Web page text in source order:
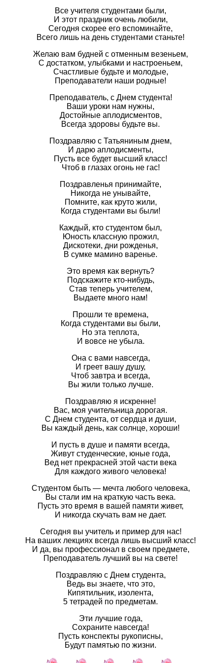
Все учителя студентами были,
И этот праздник очень любили,
Сегодня скорее его вспоминайте,
Всего лишь на день студентами станьте!
Желаю вам будней с отменным везеньем,
С достатком, улыбками и настроеньем,
Счастливые будьте и молодые,
Преподаватели наши родные!
Преподаватель, с Днем студента!
Ваши уроки нам нужны,
Достойные аплодисментов,
Всегда здоровы будьте вы.
Поздравляю с Татьяниным днем,
И дарю аплодисменты,
Пусть все будет высший класс!
Чтоб в глазах огонь не гас!
Поздравленья принимайте,
Никогда не унывайте,
Помните, как круто жили,
Когда студентами вы были!
Каждый, кто студентом был,
Юность классную прожил,
Дискотеки, дни рожденья,
В сумке мамино варенье.
Это время как вернуть?
Подскажите кто-нибудь,
Став теперь учителем,
Выдаете много нам!
Прошли те времена,
Когда студентами вы были,
Но эта теплота,
И вовсе не убыла.
Она с вами навсегда,
И греет вашу душу,
Чтоб завтра и всегда,
Вы жили только лучше.
Поздравляю я искренне!
Вас, моя учительница дорогая.
С Днем студента, от сердца и души,
Вы каждый день, как солнце, хороши!
И пусть в душе и памяти всегда,
Живут студенческие, юные года,
Вед нет прекрасней этой части века
Для каждого живого человека!
Студентом быть — мечта любого человека,
Вы стали им на краткую часть века.
Пусть это время в вашей памяти живет,
И никогда скучать вам не дает.
Сегодня вы учитель и пример для нас!
На ваших лекциях всегда лишь высший класс!
И да, вы профессионал в своем предмете,
Преподаватель лучший вы на свете!
Поздравляю с Днем студента,
Ведь вы знаете, что это,
Кипятильник, изолента,
5 тетрадей по предметам.
Эти лучшие года,
Сохраните навсегда!
Пусть конспекты рукописны,
Будут памятью по жизни.